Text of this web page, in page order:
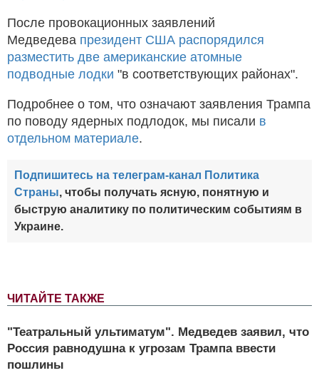
ЧИТАЙТЕ ТАКЖЕ
"Театральный ультиматум". Медведев заявил, что
Россия равнодушна к угрозам Трампа ввести
пошлины
После провокационных заявлений
Медведева президент США распорядился
разместить две американские атомные
подводные лодки "в соответствующих районах".
Подробнее о том, что означают заявления Трампа
по поводу ядерных подлодок, мы писали в
отдельном материале.
Подпишитесь на телеграм-канал Политика
Страны, чтобы получать ясную, понятную и
быструю аналитику по политическим событиям в
Украине.